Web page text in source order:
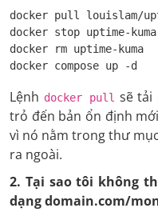
docker pull louislam/
docker stop uptime-kuma
docker rm uptime-kuma
docker compose up -d
Lệnh docker pull sẽ tải
trỏ đến bản ổn định
vì nó nằm trong thư mục
ra ngoài.
2. Tại sao tôi không
dạng domain.com/